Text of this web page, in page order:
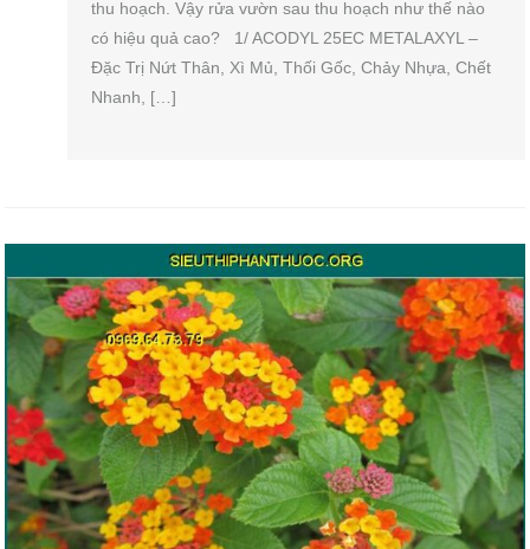
thu hoạch. Vậy rửa vườn sau thu hoạch như thế nào
có hiệu quả cao? 1/ ACODYL 25EC METALAXYL –
Đặc Trị Nứt Thân, Xì Mủ, Thối Gốc, Chảy Nhựa, Chết
Nhanh, […]